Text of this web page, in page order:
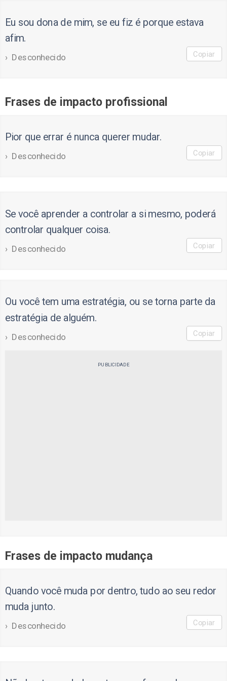
Eu sou dona de mim, se eu fiz é porque estava
afim.
Desconhecido Copiar
Frases de impacto profissional
Pior que errar é nunca querer mudar.
Desconhecido Copiar
Se você aprender a controlar a si mesmo, poderá
controlar qualquer coisa.
Desconhecido Copiar
Ou você tem uma estratégia, ou se torna parte da
estratégia de alguém.
Desconhecido Copiar
PUBLICIDADE
Frases de impacto mudança
Quando você muda por dentro, tudo ao seu redor
muda junto.
Desconhecido Copiar